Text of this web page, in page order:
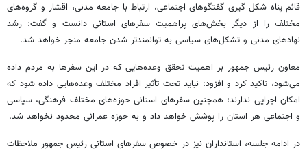
قائم پناه شکلگیری گفتگوهای اجتماعی، ارتباط با جامعه مدنی، اقشار و گروه‌های
مختلف را از دیگر بخش‌های پراهمیت سفرهای استانی دانست و گفت: رشد
نهادهای مدنی و تشکل‌های سیاسی به توانمندتر شدن جامعه منجر خواهد شد.
معاون رئیس جمهور بر اهمیت تحقق وعده‌هایی که در این سفرها به مردم داده
می‌شود، تاکید کرد و افزود: نباید تحت تأثیر افراد مختلف وعده‌هایی داده شود که
امکان اجرایی ندارند؛ همچنین سفرهای استانی حوزه‌های مختلف فرهنگی، سیاسی
و اجتماعی هر استان را پوشش خواهد داد و به حوزه عمرانی محدود نخواهد شد.
در ادامه جلسه، استانداران نیز در خصوص سفرهای استانی رئیس جمهور ملاحظات